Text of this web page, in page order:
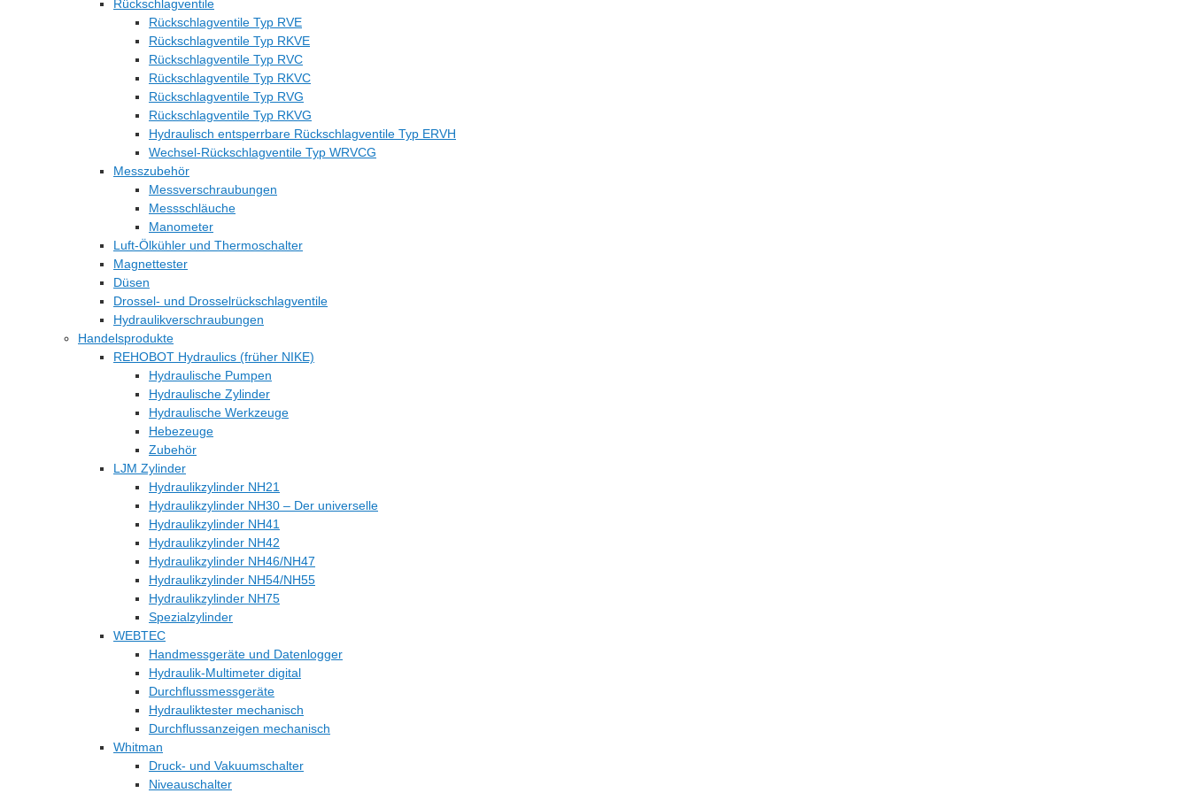
Rückschlagventile
Rückschlagventile Typ RVE
Rückschlagventile Typ RKVE
Rückschlagventile Typ RVC
Rückschlagventile Typ RKVC
Rückschlagventile Typ RVG
Rückschlagventile Typ RKVG
Hydraulisch entsperrbare Rückschlagventile Typ ERVH
Wechsel-Rückschlagventile Typ WRVCG
Messzubehör
Messverschraubungen
Messschläuche
Manometer
Luft-Ölkühler und Thermoschalter
Magnettester
Düsen
Drossel- und Drosselrückschlagventile
Hydraulikverschraubungen
Handelsprodukte
REHOBOT Hydraulics (früher NIKE)
Hydraulische Pumpen
Hydraulische Zylinder
Hydraulische Werkzeuge
Hebezeuge
Zubehör
LJM Zylinder
Hydraulikzylinder NH21
Hydraulikzylinder NH30 – Der universelle
Hydraulikzylinder NH41
Hydraulikzylinder NH42
Hydraulikzylinder NH46/NH47
Hydraulikzylinder NH54/NH55
Hydraulikzylinder NH75
Spezialzylinder
WEBTEC
Handmessgeräte und Datenlogger
Hydraulik-Multimeter digital
Durchflussmessgeräte
Hydrauliktester mechanisch
Durchflussanzeigen mechanisch
Whitman
Druck- und Vakuumschalter
Niveauschalter